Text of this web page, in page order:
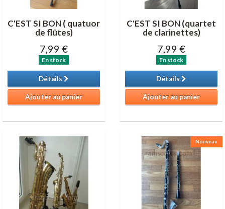
C'EST SI BON ( quatuor
de flûtes)
7,99 €
En stock
Détails
Ajouter au panier
C'EST SI BON (quartet
de clarinettes)
7,99 €
En stock
Détails
Ajouter au panier
Nouveau